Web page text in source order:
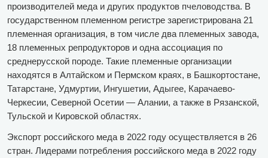
производителей меда и других продуктов пчеловодства. В
государственном племенном регистре зарегистрирована 21
племенная организация, в том числе два племенных завода,
18 племенных репродукторов и одна ассоциация по
среднерусской породе. Такие племенные организации
находятся в Алтайском и Пермском краях, в Башкортостане,
Татарстане, Удмуртии, Ингушетии, Адыгее, Карачаево-
Черкесии, Северной Осетии — Алании, а также в Рязанской,
Тульской и Кировской областях.
Экспорт российского меда в 2022 году осуществляется в 26
стран. Лидерами потребления российского меда в 2022 году